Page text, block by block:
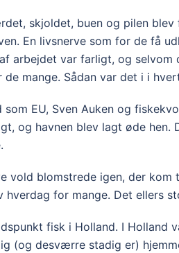
skjoldet, buen og pilen
En livsnerve som for de få
arbejdet var farligt, og
mange. Sådan var det i i
EU, Sven Auken og
og havnen blev lagt øde hen.
vold blomstrede igen, der
hverdag for mange. Det ellers
fisk i Holland. I Holland
(og desværre stadig er)